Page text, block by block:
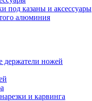
под казаны и аксессуары
алюминия
держатели ножей
и карвинга